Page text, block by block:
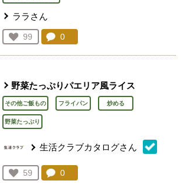
ララさん
お気に入り登録：
99
人が登録
コメント：
0
野菜たっぷりパエリア風ライス
その他ご飯もの フライパン 炒める
野菜たっぷり
生活クラブカタログさん
お気に入り登録：
59
人が登録
コメント：
0